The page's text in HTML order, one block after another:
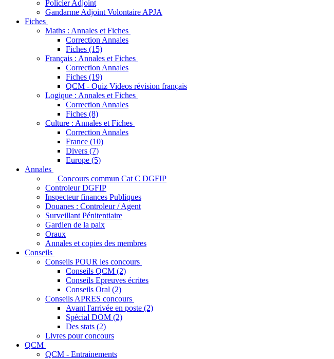
Policier Adjoint
Gandarme Adjoint Volontaire APJA
Fiches
Maths : Annales et Fiches
Correction Annales
Fiches (15)
Français : Annales et Fiches
Correction Annales
Fiches (19)
QCM - Quiz Videos révision français
Logique : Annales et Fiches
Correction Annales
Fiches (8)
Culture : Annales et Fiches
Correction Annales
France (10)
Divers (7)
Europe (5)
Annales
Concours commun Cat C DGFIP
Controleur DGFIP
Inspecteur finances Publiques
Douanes : Controleur / Agent
Surveillant Pénitentiaire
Gardien de la paix
Oraux
Annales et copies des membres
Conseils
Conseils POUR les concours
Conseils QCM (2)
Conseils Epreuves écrites
Conseils Oral (2)
Conseils APRES concours
Avant l'arrivée en poste (2)
Spécial DOM (2)
Des stats (2)
Livres pour concours
QCM
QCM - Entrainements